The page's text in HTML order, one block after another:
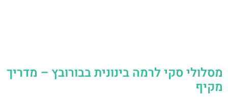
מסלולי סקי לרמה בינונית בבורובץ – מדריך
מקיף